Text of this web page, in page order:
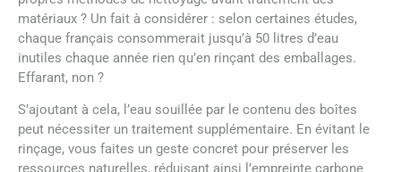
matériaux ? Un fait à considérer : selon certaines études,
chaque français consommerait jusqu’à 50 litres d’eau
inutiles chaque année rien qu’en rinçant des emballages.
Effarant, non ?
S’ajoutant à cela, l’eau souillée par le contenu des boîtes
peut nécessiter un traitement supplémentaire. En évitant le
rinçage, vous faites un geste concret pour préserver les